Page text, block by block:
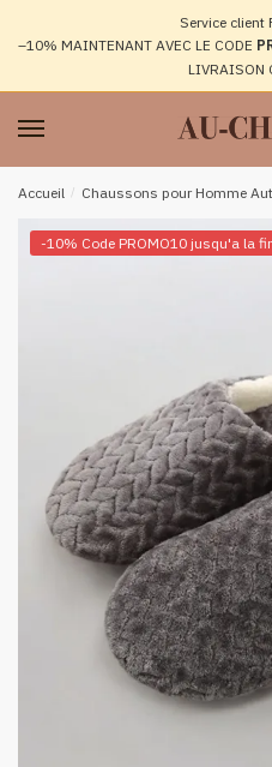
navigation
Service
–10% MAINTENANT AVEC LE CODE
LIVRAISON
Accueil / Chaussons pour Homme
-10% Code PROMO10 jusqu'a la